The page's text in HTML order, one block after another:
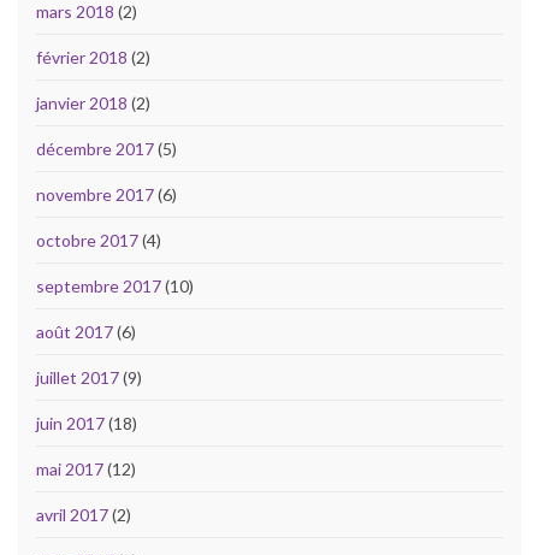
mars 2018 (2)
février 2018 (2)
janvier 2018 (2)
décembre 2017(5)
novembre 2017(6)
octobre 2017(4)
septembre 2017(10)
août 2017(6)
juillet 2017(9)
juin 2017(18)
mai 2017(12)
avril 2017(2)